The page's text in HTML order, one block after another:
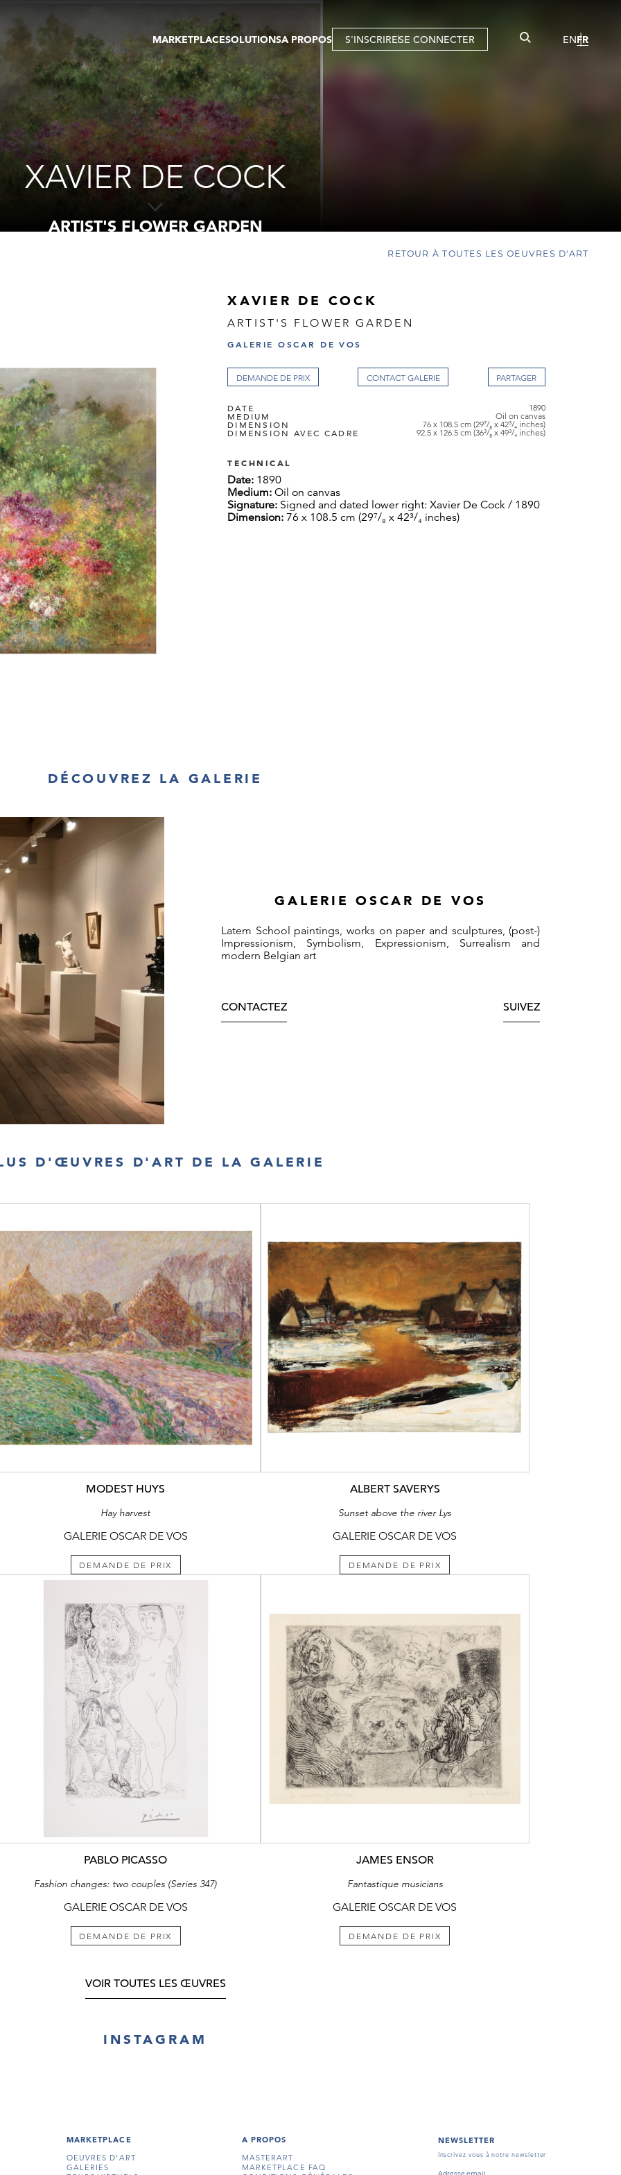
MARKETPLACE
OEUVRES D'ART
GALERIES
TOURS VIRTUELS
PUBLICATIONS
EVENTS
SOLUTIONS
GALERIE
FOIRE
ARTISTE
MEMBRE
TOUR VIRTUEL
ENCHÈRES
A PROPOS S'INSCRIRESE CONNECTER ENFR
XAVIER DE COCK
ARTIST'S FLOWER GARDEN
RETOUR À TOUTES LES OEUVRES D'ART
XAVIER DE COCK
ARTIST'S FLOWER GARDEN
GALERIE OSCAR DE VOS
DEMANDE DE PRIX CONTACT GALERIE
DATE 1890
MEDIUM Oil on canvas
DIMENSION 76 x 108.5 cm (29⁷/₈ x 42³/₄ inches)
DIMENSION AVEC CADRE 92.5 x 126.5 cm (36³/₈ x 49³/₄ inches)
TECHNICAL
Date: 1890
Medium:Oil on canvas
Signature: Signed and dated lower right: Xavier De Cock / 1890
Dimension:76 x 108.5 cm (29⁷/₈ x 42³/₄ inches)
DÉCOUVREZ LA GALERIE
GALERIE OSCAR DE VOS
Latem School paintings, works on paper and sculptures, (post-)
Impressionism, Symbolism, Expressionism, Surrealism and
modern Belgian art
CONTACTEZ SUIVEZ
D'ŒUVRES D'ART DE LA GALERIE
MODEST HUYS
Hay harvest
GALERIE OSCAR DE VOS
DEMANDE DE PRIX
ALBERT SAVERYS
Sunset above the river Lys
GALERIE OSCAR DE VOS
DEMANDE DE PRIX
PABLO PICASSO
Fashion changes: two couples (Series 347)
GALERIE OSCAR DE VOS
DEMANDE DE PRIX
JAMES ENSOR
Fantastique musicians
GALERIE OSCAR DE VOS
DEMANDE DE PRIX
VOIR TOUTES LES ŒUVRES
INSTAGRAM
MARKETPLACE
OEUVRES D'ART
GALERIES
A PROPOS
MASTERART
MARKETPLACE FAQ
NEWSLETTER
Inscrivez vous à notre newsletter